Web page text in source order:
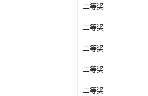
二等奖
二等奖
二等奖
二等奖
二等奖